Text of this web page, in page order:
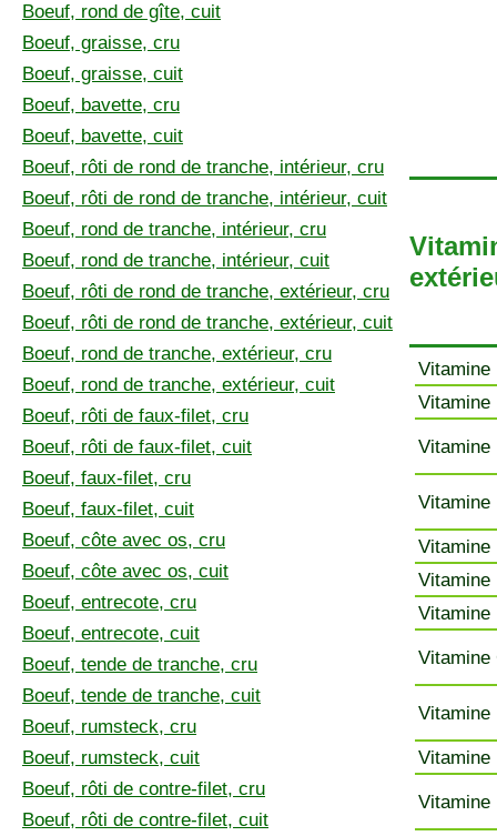
Boeuf, rond de gîte, cuit
Boeuf, graisse, cru
Boeuf, graisse, cuit
Boeuf, bavette, cru
Boeuf, bavette, cuit
Boeuf, rôti de rond de tranche, intérieur, cru
Boeuf, rôti de rond de tranche, intérieur, cuit
Boeuf, rond de tranche, intérieur, cru
Boeuf, rond de tranche, intérieur, cuit
Boeuf, rôti de rond de tranche, extérieur, cru
Boeuf, rôti de rond de tranche, extérieur, cuit
Boeuf, rond de tranche, extérieur, cru
Boeuf, rond de tranche, extérieur, cuit
Boeuf, rôti de faux-filet, cru
Boeuf, rôti de faux-filet, cuit
Boeuf, faux-filet, cru
Boeuf, faux-filet, cuit
Boeuf, côte avec os, cru
Boeuf, côte avec os, cuit
Boeuf, entrecote, cru
Boeuf, entrecote, cuit
Boeuf, tende de tranche, cru
Boeuf, tende de tranche, cuit
Boeuf, rumsteck, cru
Boeuf, rumsteck, cuit
Boeuf, rôti de contre-filet, cru
Boeuf, rôti de contre-filet, cuit
Vitamine
Vitamine
Vitamine
Vitamine
Vitamine
Vitamine
Vitamine
Vitamine
Vitamine
Vitamine
Vitamine